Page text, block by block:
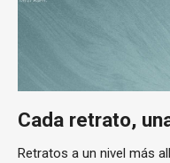
Cada retrato,
Retratos a un nivel más